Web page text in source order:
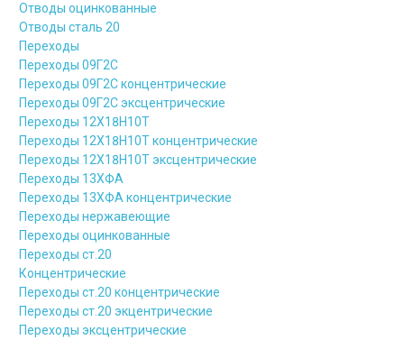
Отводы оцинкованные
Отводы сталь 20
Переходы
Переходы 09Г2С
Переходы 09Г2С концентрические
Переходы 09Г2С эксцентрические
Переходы 12Х18Н10Т
Переходы 12Х18Н10Т концентрические
Переходы 12Х18Н10Т эксцентрические
Переходы 13ХФА
Переходы 13ХФА концентрические
Переходы нержавеющие
Переходы оцинкованные
Переходы ст.20
Концентрические
Переходы ст.20 концентрические
Переходы ст.20 экцентрические
Переходы эксцентрические